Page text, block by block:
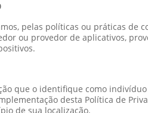
pelas políticas ou práticas de
ou provedor de aplicativos,
que o identifique como
desta Política de
de sua localização.